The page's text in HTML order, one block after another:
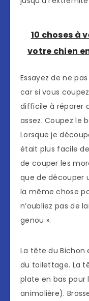
10 choses à
votre chien
Essayez de ne
car si vous
difficile à réparer
assez. Coupez le
Lorsque je
était plus facile
de couper les
que de découper
la même chose
n’oubliez pas de
genou ».
La tête du
du toilettage. La
plate en bas
animalière).